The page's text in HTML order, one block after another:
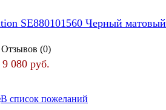
SE880101560 Черный матовый
Отзывов (0)
9 080 руб.
В список пожеланий